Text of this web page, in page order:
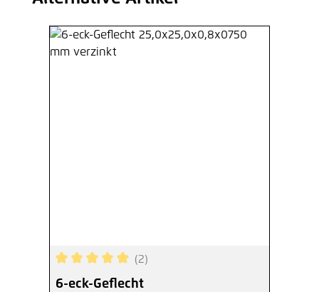
Durchschnittliche Bewertung von 5 von 5
(2)
6-eck-Geflecht